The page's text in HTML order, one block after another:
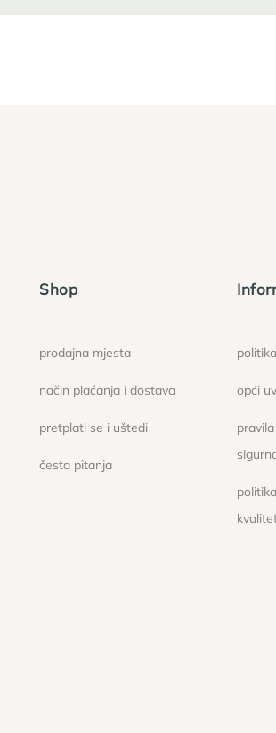
Shop
prodajna mjesta
način plaćanja i dostava
pretplati se i uštedi
česta pitanja
opći